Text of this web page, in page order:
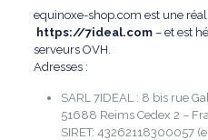
equinoxe-shop.com est une
https://7ideal.com – et est
serveurs OVH.
Adresses :
SARL 7IDEAL : 8 bis rue
51688 Reims Cedex 2 –
SIRET: 43262118300057